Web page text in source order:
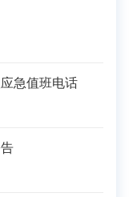
急值班电话